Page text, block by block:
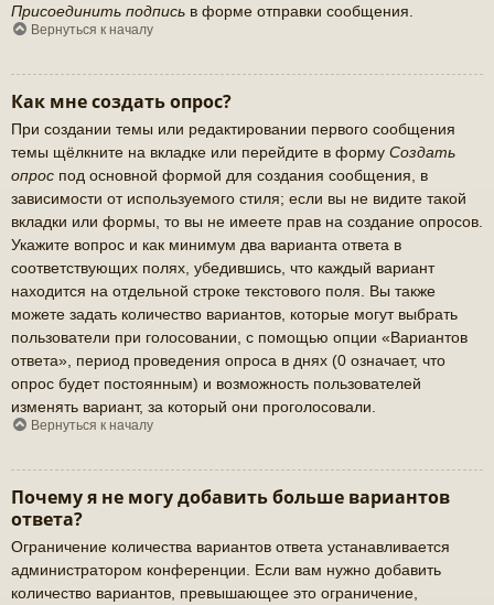
Присоединить подпись в форме отправки сообщения.
Вернуться к началу
Как мне создать опрос?
При создании темы или редактировании первого сообщения
темы щёлкните на вкладке или перейдите в форму Создать
опрос под основной формой для создания сообщения, в
зависимости от используемого стиля; если вы не видите такой
вкладки или формы, то вы не имеете прав на создание опросов.
Укажите вопрос и как минимум два варианта ответа в
соответствующих полях, убедившись, что каждый вариант
находится на отдельной строке текстового поля. Вы также
можете задать количество вариантов, которые могут выбрать
пользователи при голосовании, с помощью опции «Вариантов
ответа», период проведения опроса в днях (0 означает, что
опрос будет постоянным) и возможность пользователей
изменять вариант, за который они проголосовали.
Вернуться к началу
Почему я не могу добавить больше вариантов
ответа?
Ограничение количества вариантов ответа устанавливается
администратором конференции. Если вам нужно добавить
количество вариантов, превышающее это ограничение,